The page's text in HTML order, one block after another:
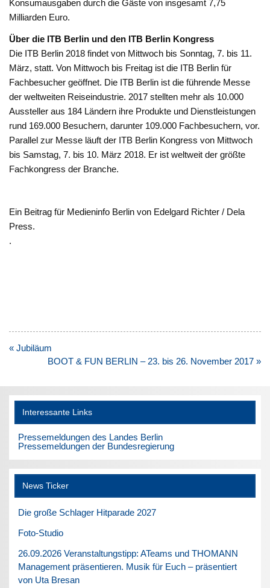
Konsumausgaben durch die Gäste von insgesamt 7,75
Milliarden Euro.
Über die ITB Berlin und den ITB Berlin Kongress
Die ITB Berlin 2018 findet von Mittwoch bis Sonntag, 7. bis 11.
März, statt. Von Mittwoch bis Freitag ist die ITB Berlin für
Fachbesucher geöffnet. Die ITB Berlin ist die führende Messe
der weltweiten Reiseindustrie. 2017 stellten mehr als 10.000
Aussteller aus 184 Ländern ihre Produkte und Dienstleistungen
rund 169.000 Besuchern, darunter 109.000 Fachbesuchern, vor.
Parallel zur Messe läuft der ITB Berlin Kongress von Mittwoch
bis Samstag, 7. bis 10. März 2018. Er ist weltweit der größte
Fachkongress der Branche.
Ein Beitrag für Medieninfo Berlin von Edelgard Richter / Dela
Press.
.
Beitragsnavigation
« Jubiläum
BOOT & FUN BERLIN – 23. bis 26. November 2017 »
Interessante Links
Pressemeldungen des Landes Berlin
Pressemeldungen der Bundesregierung
News Ticker
Die große Schlager Hitparade 2027
Foto-Studio
26.09.2026 Veranstaltungstipp: ATeams und THOMANN
Management präsentieren. Musik für Euch – präsentiert
von Uta Bresan